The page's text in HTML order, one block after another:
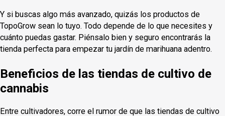
Y si buscas algo más avanzado, quizás los productos de
TopoGrow sean lo tuyo. Todo depende de lo que necesites y
cuánto puedas gastar. Piénsalo bien y seguro encontrarás la
tienda perfecta para empezar tu jardín de marihuana adentro.
Beneficios de las tiendas de cultivo de
cannabis
Entre cultivadores, corre el rumor de que las tiendas de cultivo